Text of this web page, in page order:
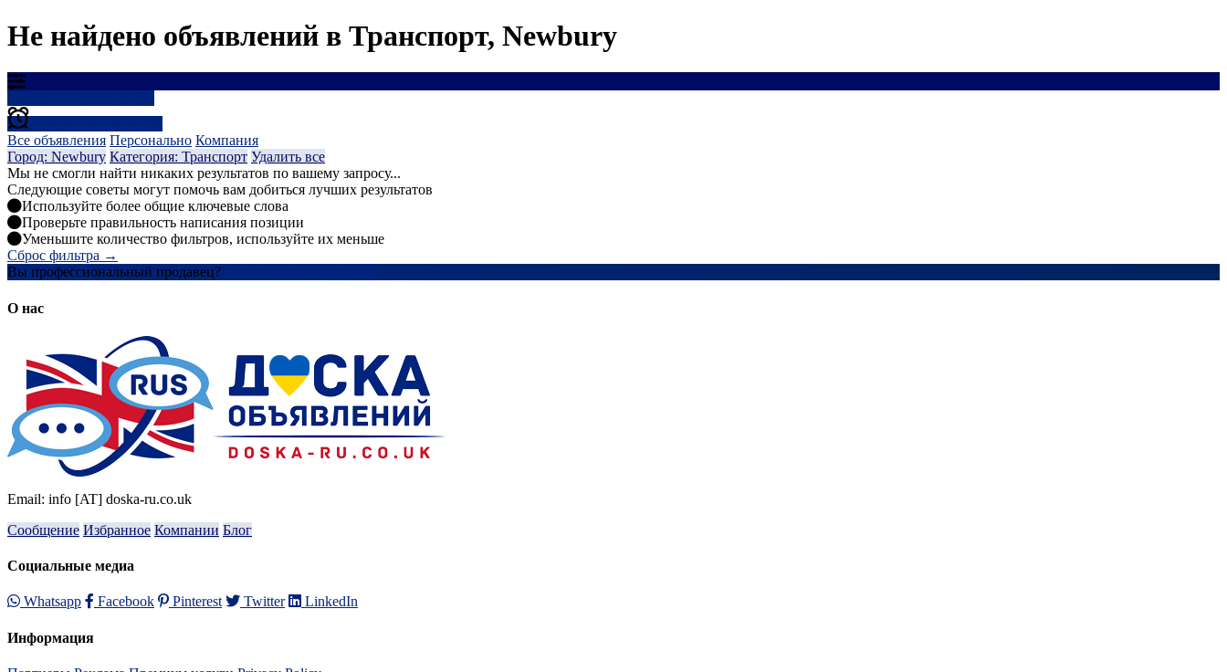
Не найдено объявлений в Транспорт, Newbury
Все объявления Персонально Компания
Город: Newbury Категория: Транспорт Удалить все
Мы не смогли найти никаких результатов по вашему запросу...
Следующие советы могут помочь вам добиться лучших результатов
Используйте более общие ключевые слова
Проверьте правильность написания позиции
Уменьшите количество фильтров, используйте их меньше
Сброс фильтра →
Вы профессиональный продавец?
О нас
Email: info [AT] doska-ru.co.uk
Сообщение Избранное Компании Блог
Социальные медиа
Whatsapp Facebook Pinterest Twitter LinkedIn
Информация